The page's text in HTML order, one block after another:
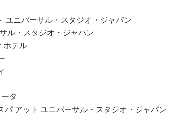
ユニバーサル・スタジオ・ジャパン
ル・スタジオ・ジャパン
ホテル
タ
パ アット ユニバーサル・スタジオ・ジャパン